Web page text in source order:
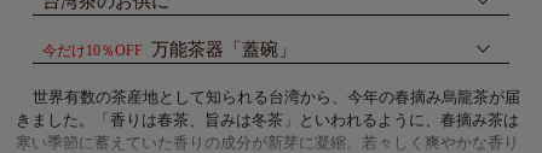
今だけ10％OFF 万能茶器「蓋碗」
世界有数の茶産地として知られる台湾から、今年の春摘み烏龍茶が届
きました。「香りは春茶、旨みは冬茶」といわれるように、春摘み茶は
寒い季節に蓄えていた香りの成分が新芽に凝縮。若々しく爽やかな香り